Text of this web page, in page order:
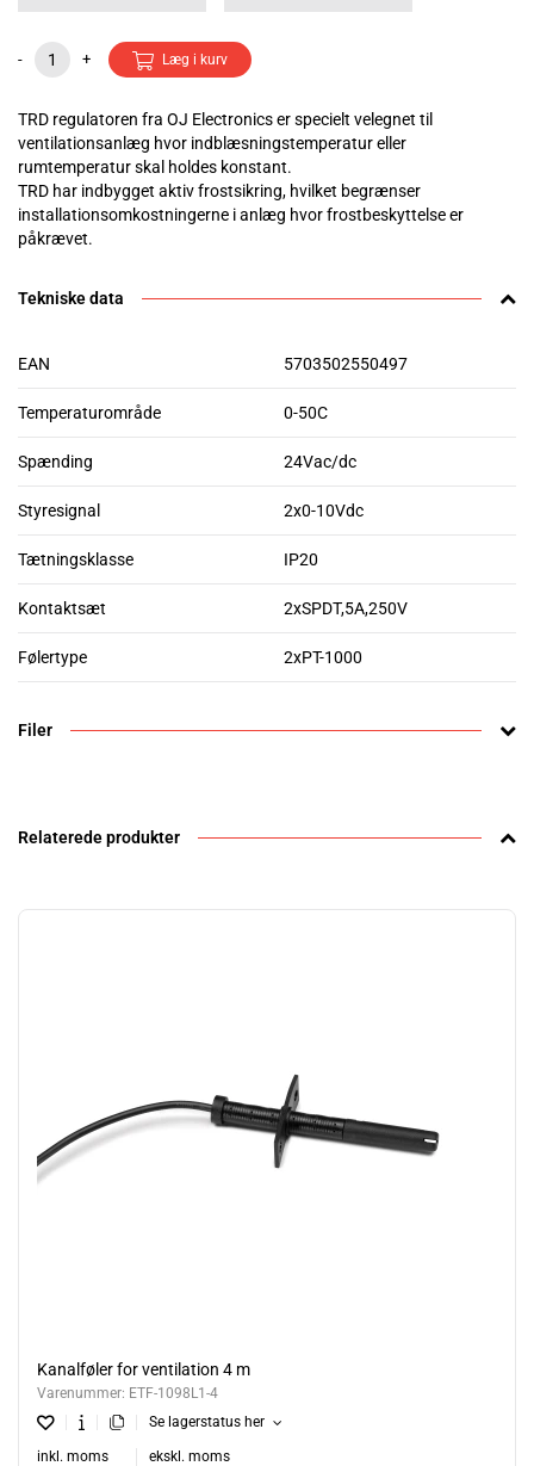
- + Læg i kurv
TRD regulatoren fra OJ Electronics er specielt velegnet til
ventilationsanlæg hvor indblæsningstemperatur eller
rumtemperatur skal holdes konstant.
TRD har indbygget aktiv frostsikring, hvilket begrænser
installationsomkostningerne i anlæg hvor frostbeskyttelse er
påkrævet.
Tekniske data
EAN 5703502550497
Temperaturområde 0-50C
Spænding 24Vac/dc
Styresignal 2x0-10Vdc
Tætningsklasse IP20
Kontaktsæt 2xSPDT,5A,250V
Følertype 2xPT-1000
Filer
Relaterede produkter
Kanalføler for ventilation 4 m
Varenummer: ETF-1098L1-4
Se lagerstatus her
inkl. moms ekskl. moms